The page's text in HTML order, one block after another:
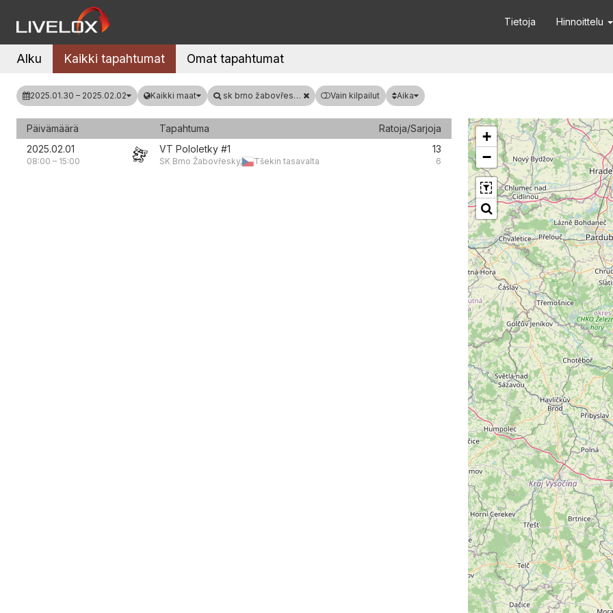
Tietoja Hinnoittelu
Alku Kaikki tapahtumat Omat tapahtumat
2025.01.30 – 2025.02.02 Kaikki maat sk brno žabovřesky Vain kilpailut Aika
Päivämäärä Tapahtuma
Ratoja/Sarjoja
2025.02.01
08:00 – 15:00
VT Pololetky #1
SK Brno Žabovřesky, Tšekin tasavalta
13
6
+
−